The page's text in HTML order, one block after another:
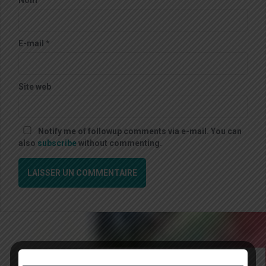
E-mail *
Site web
Notify me of followup comments via e-mail. You can
also subscribe without commenting.